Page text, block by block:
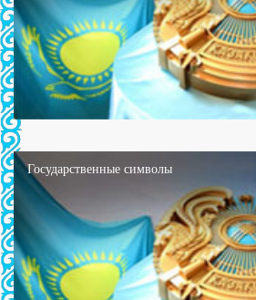
Государственные символы